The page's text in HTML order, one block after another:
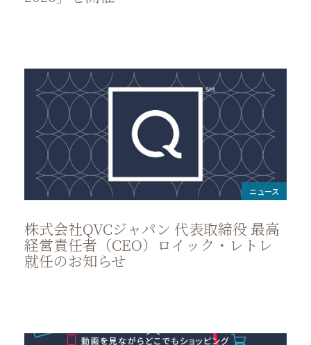
ニュース
株式会社QVCジャパン 代表取締役 最高
経営責任者（CEO）ロイック・レトレ
就任のお知らせ